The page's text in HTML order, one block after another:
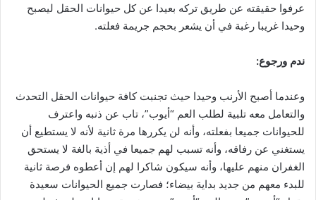
عرفوا حقيقته عن طريق تركه بعيدا عن كل حيوانات الحقل ليصبح
وحيدا غريبا رغبة في أن يشعر بحجم جريمة فعلته.
ندم ورجوع:
وعندما أصبح الأرنب وحيدا حيث تجنبت كافة حيوانات الحقل التحدث
والتعامل معه تلبية لطلب العم “أيوب”، تاب عن ذنبه واعترف
للحيوانات جميعا بفعلته، وأنه لن يكررها مرة ثانية لأنه لا يستطيع أن
يستغني عن رفاقه، وأنه تسبب لهم جميعا في أذية بالغة لا يستحق
الغفران منهم عليها، وأنه سيكون شاكرا لهم إن أعطوه فرصة ثانية
للبدء معهم من جديد بداية بيضاء؛ فصارت جميع الحيوانات سعيدة